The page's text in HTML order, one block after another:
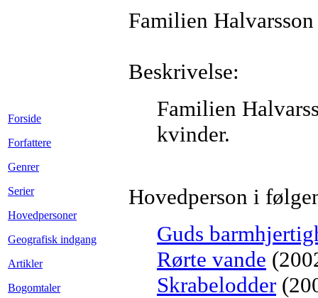
Forside
Forfattere
Genrer
Serier
Hovedpersoner
Geografisk indgang
Artikler
Bogomtaler
Familien Halvarsson
Beskrivelse:
Familien
kvinder.
Hovedperson i
Guds
Rørte vande
Skrabelodder